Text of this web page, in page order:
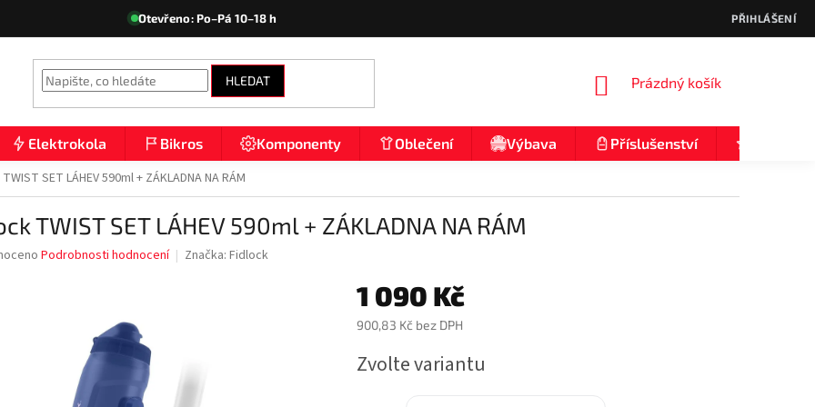
Otevřeno: Po–Pá 10–18 h PŘIHLÁŠENÍ
HLEDAT
NÁKUPNÍ
Prázdný košík
Elektrokola Bikros Komponenty Oblečení Výbava Příslušenství
SET LÁHEV 590ml + ZÁKLADNA NA RÁM
TWIST SET LÁHEV 590ml + ZÁKLADNA NA RÁM
Podrobnosti hodnocení Značka: Fidlock
1 090 Kč
900,83 Kč bez DPH
cena:
Zvolte variantu